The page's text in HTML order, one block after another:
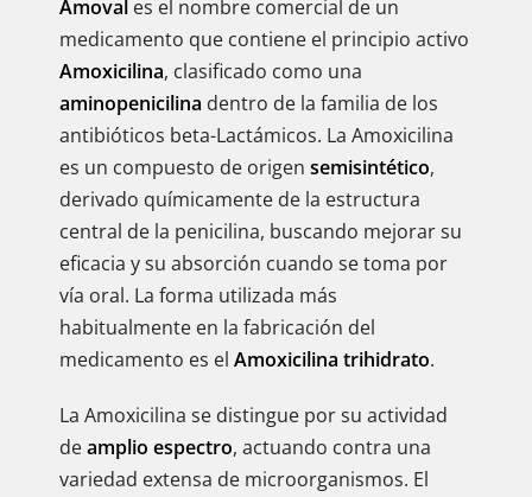
Amoval es el nombre comercial de un
medicamento que contiene el principio activo
Amoxicilina, clasificado como una
aminopenicilina dentro de la familia de los
antibióticos beta-Lactámicos. La Amoxicilina
es un compuesto de origen semisintético,
derivado químicamente de la estructura
central de la penicilina, buscando mejorar su
eficacia y su absorción cuando se toma por
vía oral. La forma utilizada más
habitualmente en la fabricación del
medicamento es el Amoxicilina trihidrato.
La Amoxicilina se distingue por su actividad
deamplio espectro, actuando contra una
variedad extensa de microorganismos. El